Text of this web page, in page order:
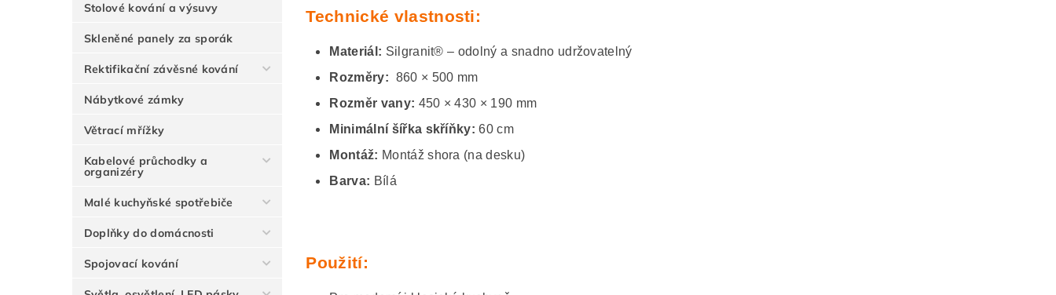
Stolové kování a výsuvy
Skleněné panely za sporák
Rektifikační závěsné kování
Nábytkové zámky
Větrací mřížky
Kabelové průchodky a
organizéry
Malé kuchyňské spotřebiče
Doplňky do domácnosti
Spojovací kování
Technické vlastnosti:
Materiál: Silgranit® – odolný a snadno udržovatelný
Rozměry: 860 × 500 mm
Rozměr vany: 450 × 430 × 190 mm
Minimální šířka skříňky: 60 cm
Montáž: Montáž shora (na desku)
Barva: Bílá
Použití: